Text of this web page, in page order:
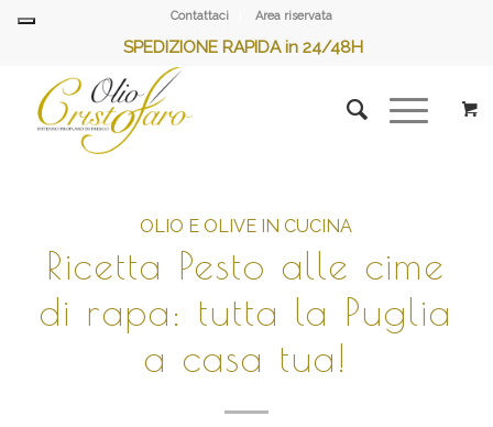
Contattaci Area riservata
SPEDIZIONE RAPIDA in 24/48H
OLIO E OLIVE IN CUCINA
Ricetta Pesto alle cime
di rapa: tutta la Puglia
a casa tua!